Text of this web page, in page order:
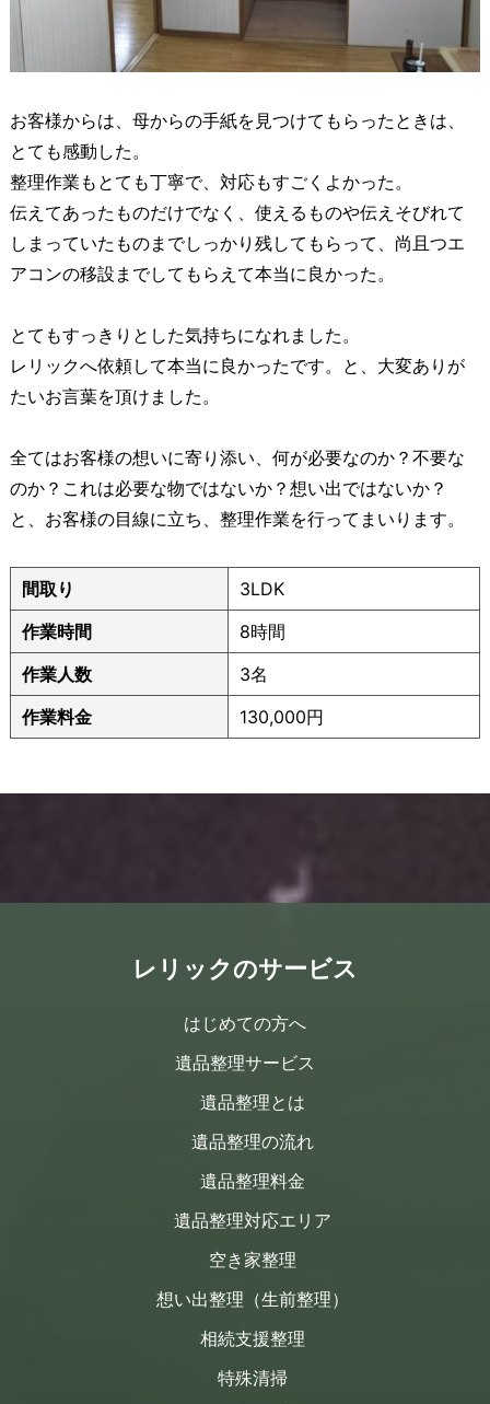
お客様からは、母からの手紙を見つけてもらったときは、
とても感動した。
整理作業もとても丁寧で、対応もすごくよかった。
伝えてあったものだけでなく、使えるものや伝えそびれて
しまっていたものまでしっかり残してもらって、尚且つエ
アコンの移設までしてもらえて本当に良かった。
とてもすっきりとした気持ちになれました。
レリックへ依頼して本当に良かったです。と、大変ありが
たいお言葉を頂けました。
全てはお客様の想いに寄り添い、何が必要なのか？不要な
のか？これは必要な物ではないか？想い出ではないか？
と、お客様の目線に立ち、整理作業を行ってまいります。
間取り
3LDK
作業時間
8時間
作業人数
3名
作業料金
130,000円
レリックのサービス
はじめての方へ
遺品整理サービス
遺品整理とは
遺品整理の流れ
遺品整理料金
遺品整理対応エリア
空き家整理
想い出整理（生前整理）
相続支援整理
特殊清掃